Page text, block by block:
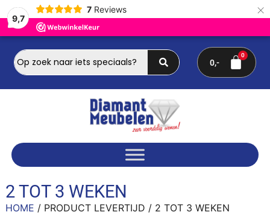
9,7
7 Reviews ×
0
2 TOT 3 WEKEN
HOME / PRODUCT LEVERTIJD / 2 TOT 3 WEKEN